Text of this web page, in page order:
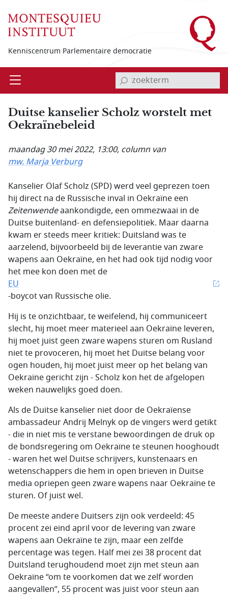
Kenniscentrum Parlementaire democratie
Open invoerveld zoekterm
Duitse kanselier Scholz worstelt met
Oekraïnebeleid
maandag 30 mei 2022, 13:00, column van
mw. Marja Verburg
Kanselier Olaf Scholz (SPD) werd veel geprezen toen
hij direct na de Russische inval in Oekraïne een
Zeitenwendeaankondigde, een ommezwaai in de
Duitse buitenland- en defensiepolitiek. Maar daarna
kwam er steeds meer kritiek: Duitsland was te
aarzelend, bijvoorbeeld bij de leverantie van zware
wapens aan Oekraïne, en het had ook tijd nodig voor
het mee kon doen met de
EU
-boycot van Russische olie.
Hij is te onzichtbaar, te weifelend, hij communiceert
slecht, hij moet meer materieel aan Oekraïne leveren,
hij moet juist geen zware wapens sturen om Rusland
niet te provoceren, hij moet het Duitse belang voor
ogen houden, hij moet juist meer op het belang van
Oekraïne gericht zijn - Scholz kon het de afgelopen
weken nauwelijks goed doen.
Als de Duitse kanselier niet door de Oekraïense
ambassadeur Andrij Melnyk op de vingers werd getikt
- die in niet mis te verstane bewoordingen de druk op
de bondsregering om Oekraïne te steunen hooghoudt
- waren het wel Duitse schrijvers, kunstenaars en
wetenschappers die hem in open brieven in Duitse
media opriepen geen zware wapens naar Oekraïne te
sturen. Of juist wel.
De meeste andere Duitsers zijn ook verdeeld: 45
procent zei eind april voor de levering van zware
wapens aan Oekraïne te zijn, maar een zelfde
percentage was tegen. Half mei zei 38 procent dat
Duitsland terughoudend moet zijn met steun aan
Oekraïne “om te voorkomen dat we zelf worden
aangevallen”, 55 procent was juist voor steun aan